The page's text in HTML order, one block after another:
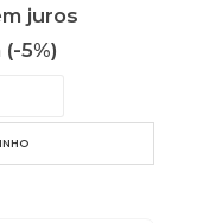
juros
5%)